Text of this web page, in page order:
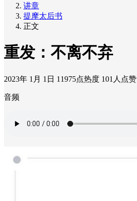
讲章
提摩太后书
正文
重发：不离不弃
2023年 1月 1日 11975点热度 101人点赞
音频